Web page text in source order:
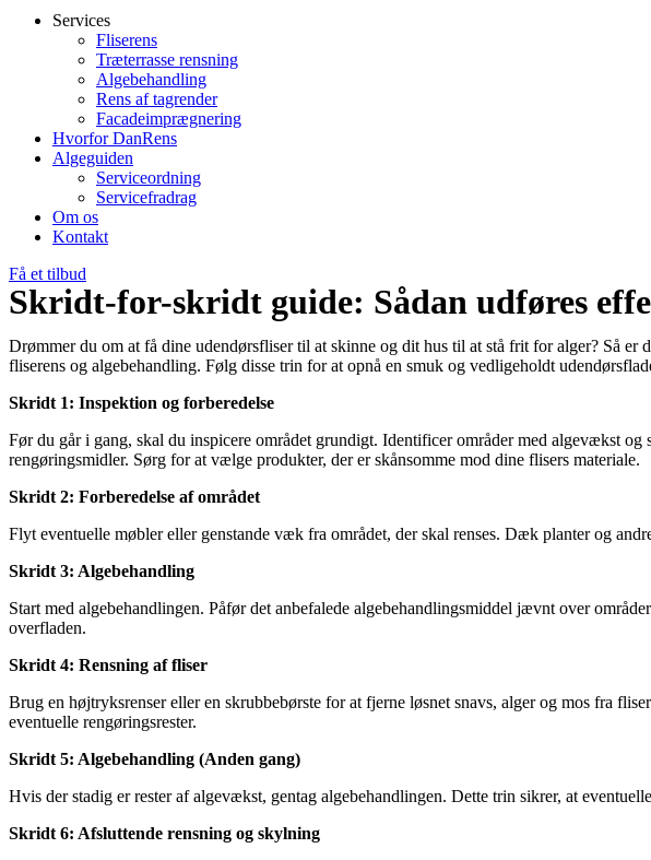
Services
Fliserens
Træterrasse rensning
Algebehandling
Rens af tagrender
Facadeimprægnering
Hvorfor DanRens
Algeguiden
Serviceordning
Servicefradrag
Om os
Kontakt
Få et tilbud
Skridt-for-skridt guide: Sådan udføres
Drømmer du om at få dine udendørsfliser til at skinne og dit hus til at stå frit for alger? Så
fliserens og algebehandling. Følg disse trin for at opnå en smuk og vedligeholdt
Skridt 1: Inspektion og forberedelse
Før du går i gang, skal du inspicere området grundigt. Identificer områder med algevækst
rengøringsmidler. Sørg for at vælge produkter, der er skånsomme mod dine flisers materiale.
Skridt 2: Forberedelse af området
Flyt eventuelle møbler eller genstande væk fra området, der skal renses. Dæk planter og
Skridt 3: Algebehandling
Start med algebehandlingen. Påfør det anbefalede algebehandlingsmiddel jævnt over
overfladen.
Skridt 4: Rensning af fliser
Brug en højtryksrenser eller en skrubbebørste for at fjerne løsnet snavs, alger og mos fra
eventuelle rengøringsrester.
Skridt 5: Algebehandling (Anden gang)
Hvis der stadig er rester af algevækst, gentag algebehandlingen. Dette trin sikrer, at
Skridt 6: Afsluttende rensning og skylning